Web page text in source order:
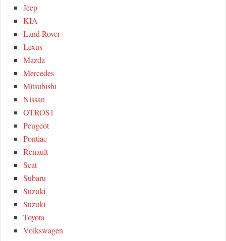
Jeep
KIA
Land Rover
Lexus
Mazda
Mercedes
Mitsubishi
Nissan
OTROS1
Peugeot
Pontiac
Renault
Seat
Subaru
Suzuki
Suzuki
Toyota
Volkswagen